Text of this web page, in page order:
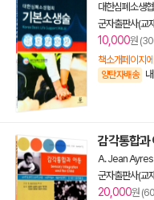
대한심폐소생
군자출판사(교
10,000원
책소개페이지
양탄자배송
감각통합과
A. Jean Ayres
군자출판사(교
20,000원